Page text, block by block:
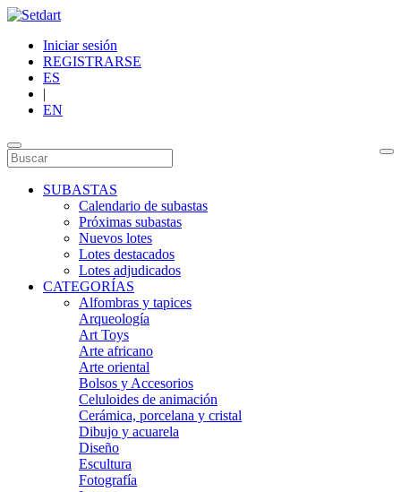
Iniciar sesión
REGISTRARSE
ES
|
EN
SUBASTAS
Calendario de subastas
Próximas subastas
Nuevos lotes
Lotes destacados
Lotes adjudicados
CATEGORÍAS
Alfombras y tapices
Arqueología
Art Toys
Arte africano
Arte oriental
Bolsos y Accesorios
Celuloides de animación
Cerámica, porcelana y cristal
Dibujo y acuarela
Diseño
Escultura
Fotografía